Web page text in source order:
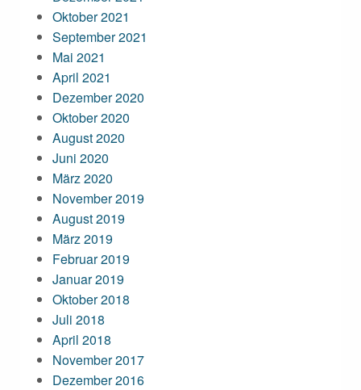
Oktober 2021
September 2021
Mai 2021
April 2021
Dezember 2020
Oktober 2020
August 2020
Juni 2020
März 2020
November 2019
August 2019
März 2019
Februar 2019
Januar 2019
Oktober 2018
Juli 2018
April 2018
November 2017
Dezember 2016